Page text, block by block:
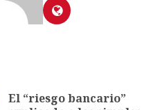
El “riesgo bancario”